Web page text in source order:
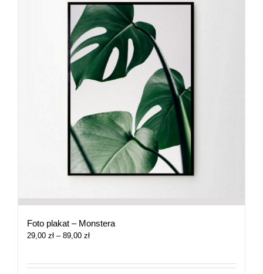
Foto plakat – Monstera
29,00 zł – 89,00 złZakres
29,00 zł